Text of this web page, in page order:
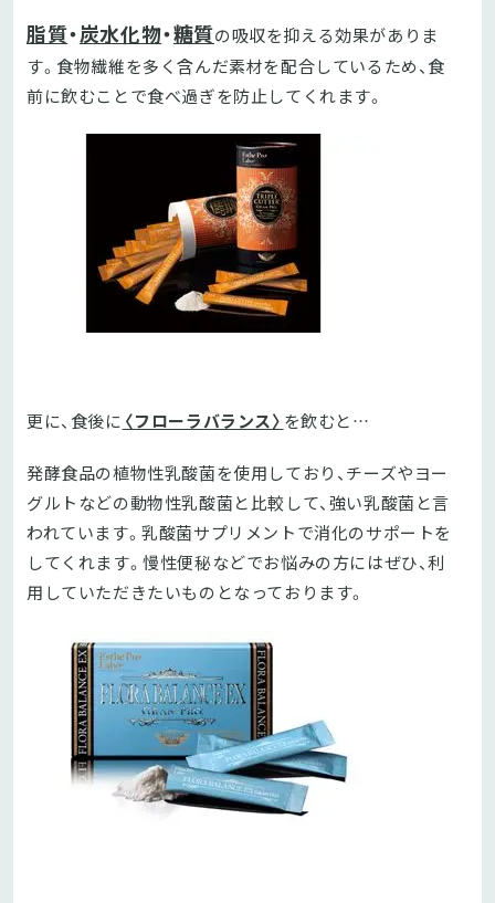
脂質・炭水化物・糖質の吸収を抑える効果がありま
す。食物繊維を多く含んだ素材を配合しているため、食
前に飲むことで食べ過ぎを防止してくれます。
更に、食後に 〈フローラバランス〉 を飲むと…
発酵食品の植物性乳酸菌を使用しており、チーズやヨー
グルトなどの動物性乳酸菌と比較して、強い乳酸菌と言
われています。乳酸菌サプリメントで消化のサポートを
してくれます。慢性便秘などでお悩みの方にはぜひ、利
用していただきたいものとなっております。